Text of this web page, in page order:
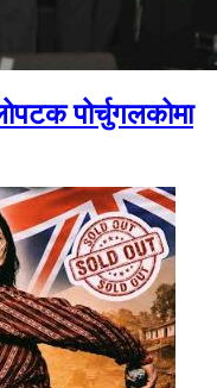
पोर्चुगलकोमा